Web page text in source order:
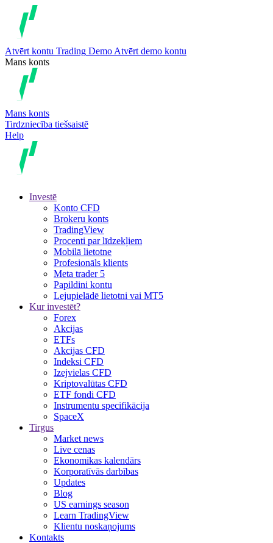
Atvērt kontu Trading Demo Atvērt demo kontu
Mans konts
Mans konts
Tirdzniecība tiešsaistē
Help
Investē
Konto CFD
Brokeru konts
TradingView
Procenti par līdzekļiem
Mobilā lietotne
Profesionāls klients
Meta trader 5
Papildini kontu
Lejupielādē lietotni vai MT5
Kur investēt?
Forex
Akcijas
ETFs
Akcijas CFD
Indeksi CFD
Izejvielas CFD
Kriptovalūtas CFD
ETF fondi CFD
Instrumentu specifikācija
SpaceX
Tirgus
Market news
Live cenas
Ekonomikas kalendārs
Korporatīvās darbības
Updates
Blog
US earnings season
Learn TradingView
Klientu noskaņojums
Kontakts